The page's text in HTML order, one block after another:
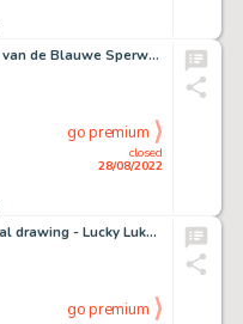
Natasja - In het spoor van de Blauwe Sperwer - Naaktcover - Met originele tekening en 6 ex-libris - FW 6/10 - EO - (2019)
closed
28/08/2022
go premium
Jordan, Julian - Original drawing - Lucky Luke vs Phil Defer
go premium